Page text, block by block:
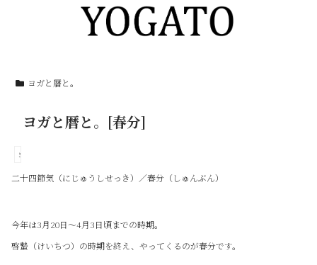
ヨガと暦と。
ヨガと暦と。[春分]
ヨガと暦と。
二十四節気（にじゅうしせっき）／春分（しゅんぶん）
今年は3月20日～4月3日頃までの時期。
啓蟄（けいちつ）の時期を終え、やってくるのが春分です。